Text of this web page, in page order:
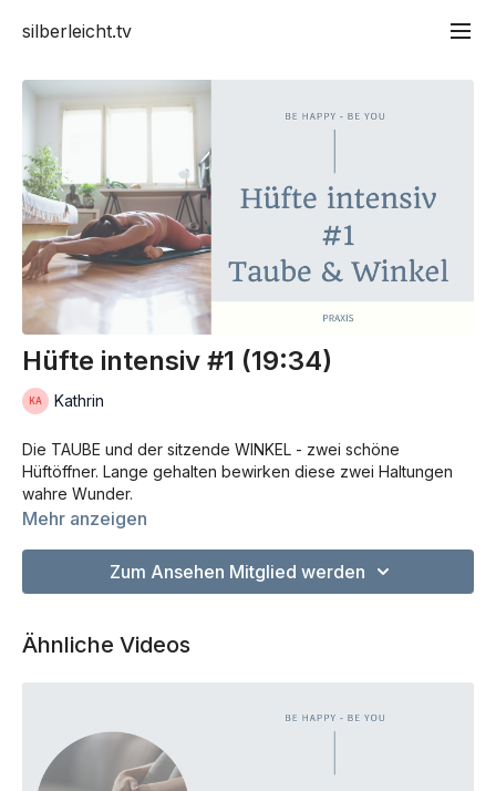
silberleicht.tv
Hüfte intensiv #1 (19:34)
Kathrin
Die TAUBE und der sitzende WINKEL - zwei schöne
Hüftöffner. Lange gehalten bewirken diese zwei Haltungen
wahre Wunder.
Yoga-Bolster und einen Hocker oder Stuhl.
Mehr anzeigen
Zum Ansehen Mitglied werden
Ähnliche Videos